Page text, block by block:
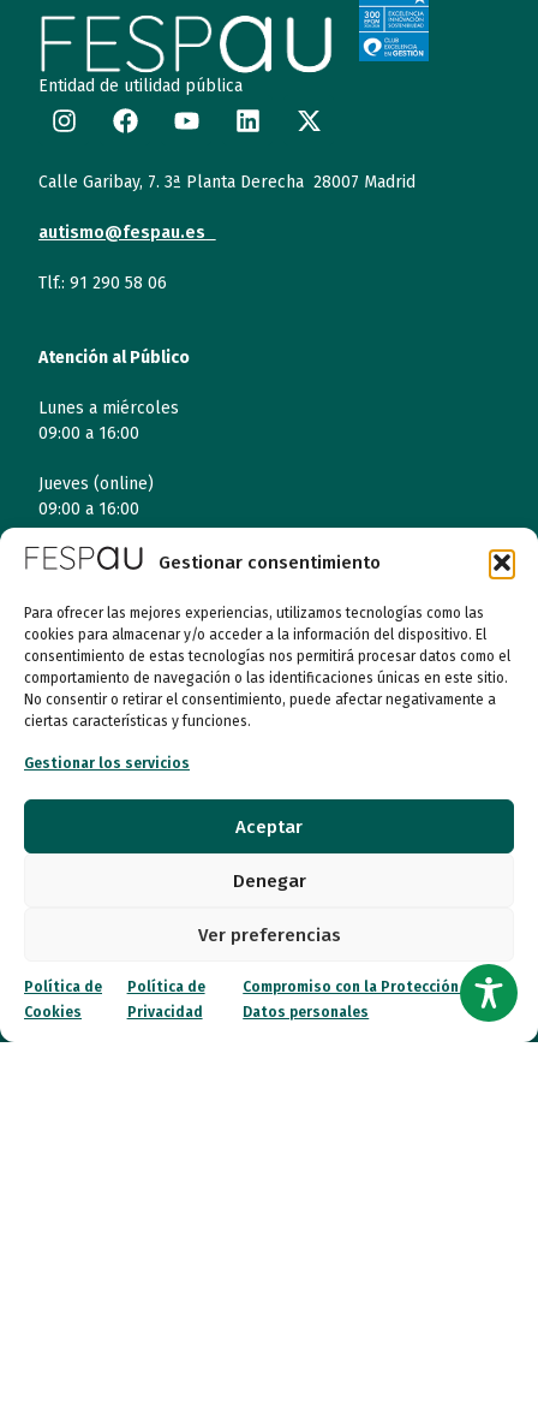
Gestionar consentimiento
Para ofrecer las mejores experiencias, utilizamos tecnologías como las
cookies para almacenar y/o acceder a la información del dispositivo. El
consentimiento de estas tecnologías nos permitirá procesar datos como el
comportamiento de navegación o las identificaciones únicas en este sitio.
No consentir o retirar el consentimiento, puede afectar negativamente a
ciertas características y funciones.
Gestionar los servicios
Aceptar
Denegar
Ver preferencias
Política de
Cookies
Política de
Privacidad
Compromiso con la Protección de
Datos personales
Entidad de utilidad pública
Calle Garibay, 7. 3ª Planta Derecha 28007 Madrid
autismo@fespau.es
Tlf.: 91 290 58 06
Atención al Público
Lunes a miércoles
09:00 a 16:00
Jueves (online)
09:00 a 16:00
Viernes (online)
Quiénes somos
Entidades
Noticias